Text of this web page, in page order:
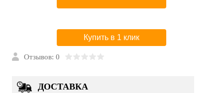
Купить в 1 клик
Отзывов: 0
ДОСТАВКА